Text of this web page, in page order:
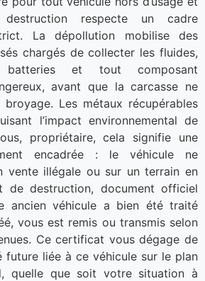
respecte un cadre
La dépollution mobilise des
chargés de collecter les fluides,
et tout composant
avant que la carcasse ne
Les métaux récupérables
l’impact environnemental de
propriétaire, cela signifie une
encadrée : le véhicule ne
vente illégale ou sur un terrain en
de destruction, document officiel
ancien véhicule a bien été traité
vous est remis ou transmis selon
Ce certificat vous dégage de
future liée à ce véhicule sur le plan
quelle que soit votre situation à